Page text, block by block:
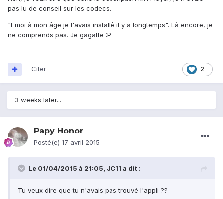
pas lu de conseil sur les codecs.
"t moi à mon âge je l'avais installé il y a longtemps". Là encore, je
ne comprends pas. Je gagatte :P
2
Citer
3 weeks later...
Papy Honor
Posté(e) 17 avril 2015
Le 01/04/2015 à 21:05, JC11 a dit :
Tu veux dire que tu n'avais pas trouvé l'appli ??